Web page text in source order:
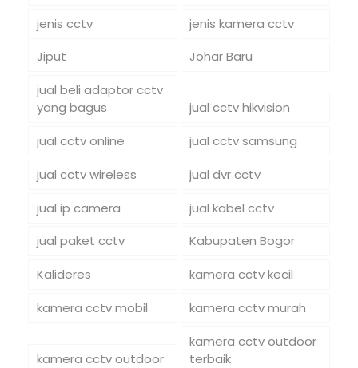
jenis cctv
jenis kamera cctv
Jiput
Johar Baru
jual beli adaptor cctv
yang bagus
jual cctv hikvision
jual cctv online
jual cctv samsung
jual cctv wireless
jual dvr cctv
jual ip camera
jual kabel cctv
jual paket cctv
Kabupaten Bogor
Kalideres
kamera cctv kecil
kamera cctv mobil
kamera cctv murah
kamera cctv outdoor
kamera cctv outdoor
terbaik